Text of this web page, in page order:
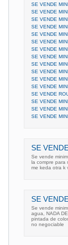
SE VENDE
SE VENDE
SE VENDE
SE VENDE
SE VENDE
SE VENDE
SE VENDE
SE VENDE
SE VENDE
SE VENDE
SE VENDE
SE VENDE
SE VENDE
SE VENDE
SE VENDE
SE VENDE
SE
Se vende
la compre para
me keda otra k
SE
Se vende
agua, NADA
pintada de
no negociable